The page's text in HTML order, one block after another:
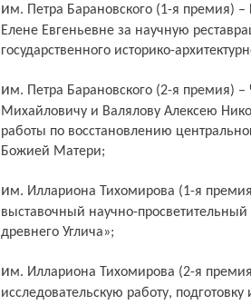
им. Петра Барановского (1-я премия) – Коноваловой Наталье Васильевне и Кириченко
Елене Евгеньевне за научную
государ­ственного историко-
им. Петра Барановского (2-я премия) – Чижовой Анне Юрьевне, Пышному Ярославу
Михайловичу и Валялову Алексею
работы по восстановлению
Божией Матери;
им. Иллариона Тихомирова (1-я премия) – Чвановой Наталье Викторовне за
выставочный научно-
древнего Углича»;
им. Иллариона Тихомирова (2-я премия) – Чахотину Петру Сергеевичу за
исследовательскую работу,